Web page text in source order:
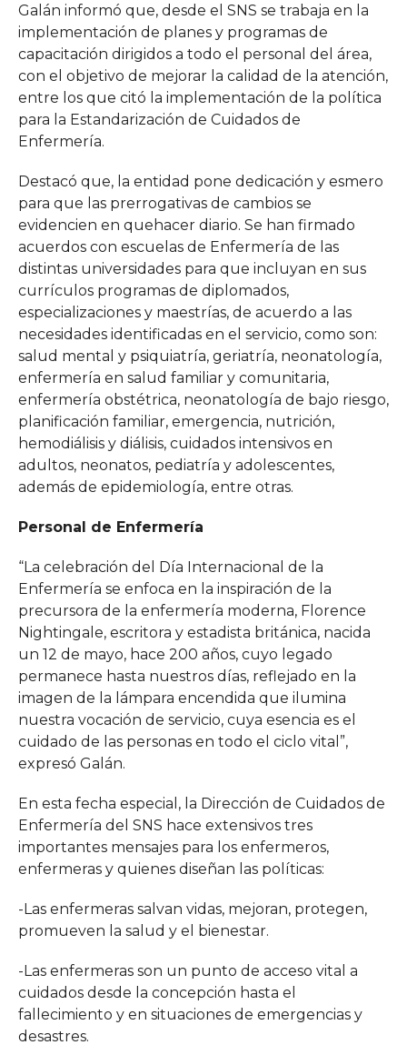
Galán informó que, desde el SNS se trabaja en la
implementación de planes y programas de
capacitación dirigidos a todo el personal del área,
con el objetivo de mejorar la calidad de la atención,
entre los que citó la implementación de la política
para la Estandarización de Cuidados de
Enfermería.
Destacó que, la entidad pone dedicación y esmero
para que las prerrogativas de cambios se
evidencien en quehacer diario. Se han firmado
acuerdos con escuelas de Enfermería de las
distintas universidades para que incluyan en sus
currículos programas de diplomados,
especializaciones y maestrías, de acuerdo a las
necesidades identificadas en el servicio, como son:
salud mental y psiquiatría, geriatría, neonatología,
enfermería en salud familiar y comunitaria,
enfermería obstétrica, neonatología de bajo riesgo,
planificación familiar, emergencia, nutrición,
hemodiálisis y diálisis, cuidados intensivos en
adultos, neonatos, pediatría y adolescentes,
además de epidemiología, entre otras.
Personal de Enfermería
“La celebración del Día Internacional de la
Enfermería se enfoca en la inspiración de la
precursora de la enfermería moderna, Florence
Nightingale, escritora y estadista británica, nacida
un 12 de mayo, hace 200 años, cuyo legado
permanece hasta nuestros días, reflejado en la
imagen de la lámpara encendida que ilumina
nuestra vocación de servicio, cuya esencia es el
cuidado de las personas en todo el ciclo vital”,
expresó Galán.
En esta fecha especial, la Dirección de Cuidados de
Enfermería del SNS hace extensivos tres
importantes mensajes para los enfermeros,
enfermeras y quienes diseñan las políticas:
-Las enfermeras salvan vidas, mejoran, protegen,
promueven la salud y el bienestar.
-Las enfermeras son un punto de acceso vital a
cuidados desde la concepción hasta el
fallecimiento y en situaciones de emergencias y
desastres.